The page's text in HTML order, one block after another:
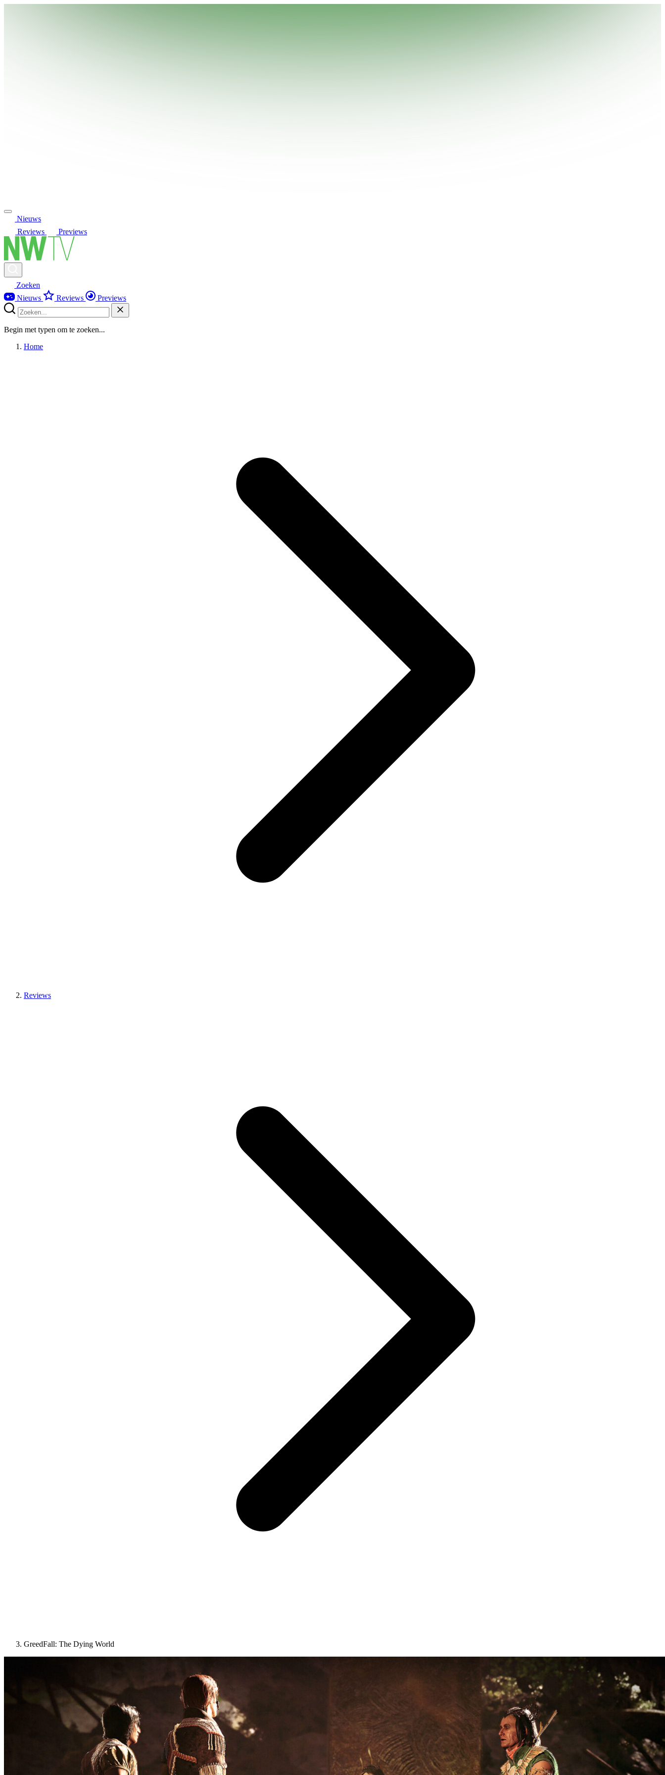
Nieuws
Reviews
Previews
Zoeken
Nieuws
Reviews Previews
Begin met typen om te zoeken...
Home
Reviews
GreedFall: The Dying World